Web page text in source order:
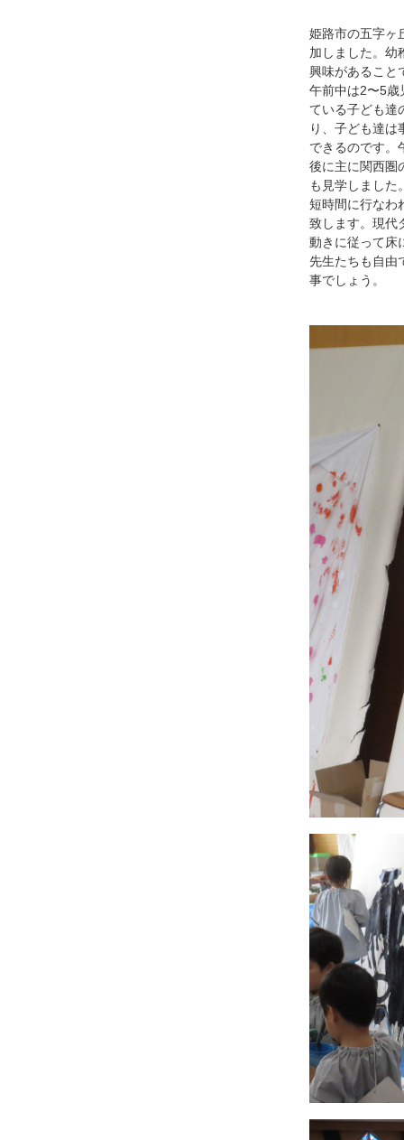
姫路市の五字ヶ
加しました。幼
興味があること
午前中は2〜5歳
ている子ども達
り、子ども達
できるのです。
後に主に関西圏
も見学しました
短時間に行なわ
致します。現代
動きに従って床
先生たちも自由
事でしょう。